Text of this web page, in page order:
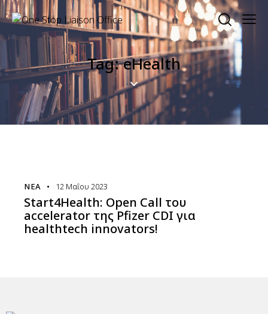
Tag: eHealth
ΝΈΑ 12 Μαΐου 2023
Start4Health: Open Call του
accelerator της Pfizer CDI για
healthtech innovators!